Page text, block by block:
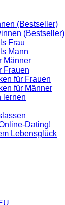
(Bestseller)
(Bestseller)
Frau
Mann
Männer
Frauen
für Frauen
für Männer
lernen
Dating!
Lebensglück